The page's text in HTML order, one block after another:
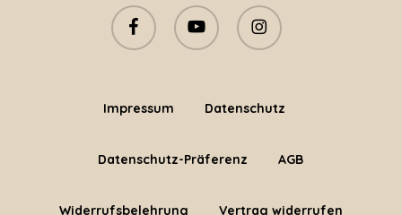
facebook youtube instagram
Impressum Datenschutz
Datenschutz-Präferenz AGB
Widerrufsbelehrung Vertrag widerrufen